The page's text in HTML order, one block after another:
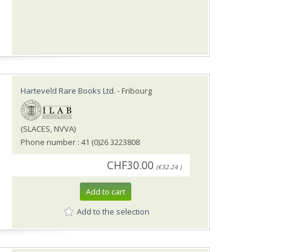
Harteveld Rare Books Ltd. - Fribourg
(SLACES, NVVA)
Phone number : 41 (0)26 3223808
CHF30.00 (€32.24 )
Add to cart
Add to the selection